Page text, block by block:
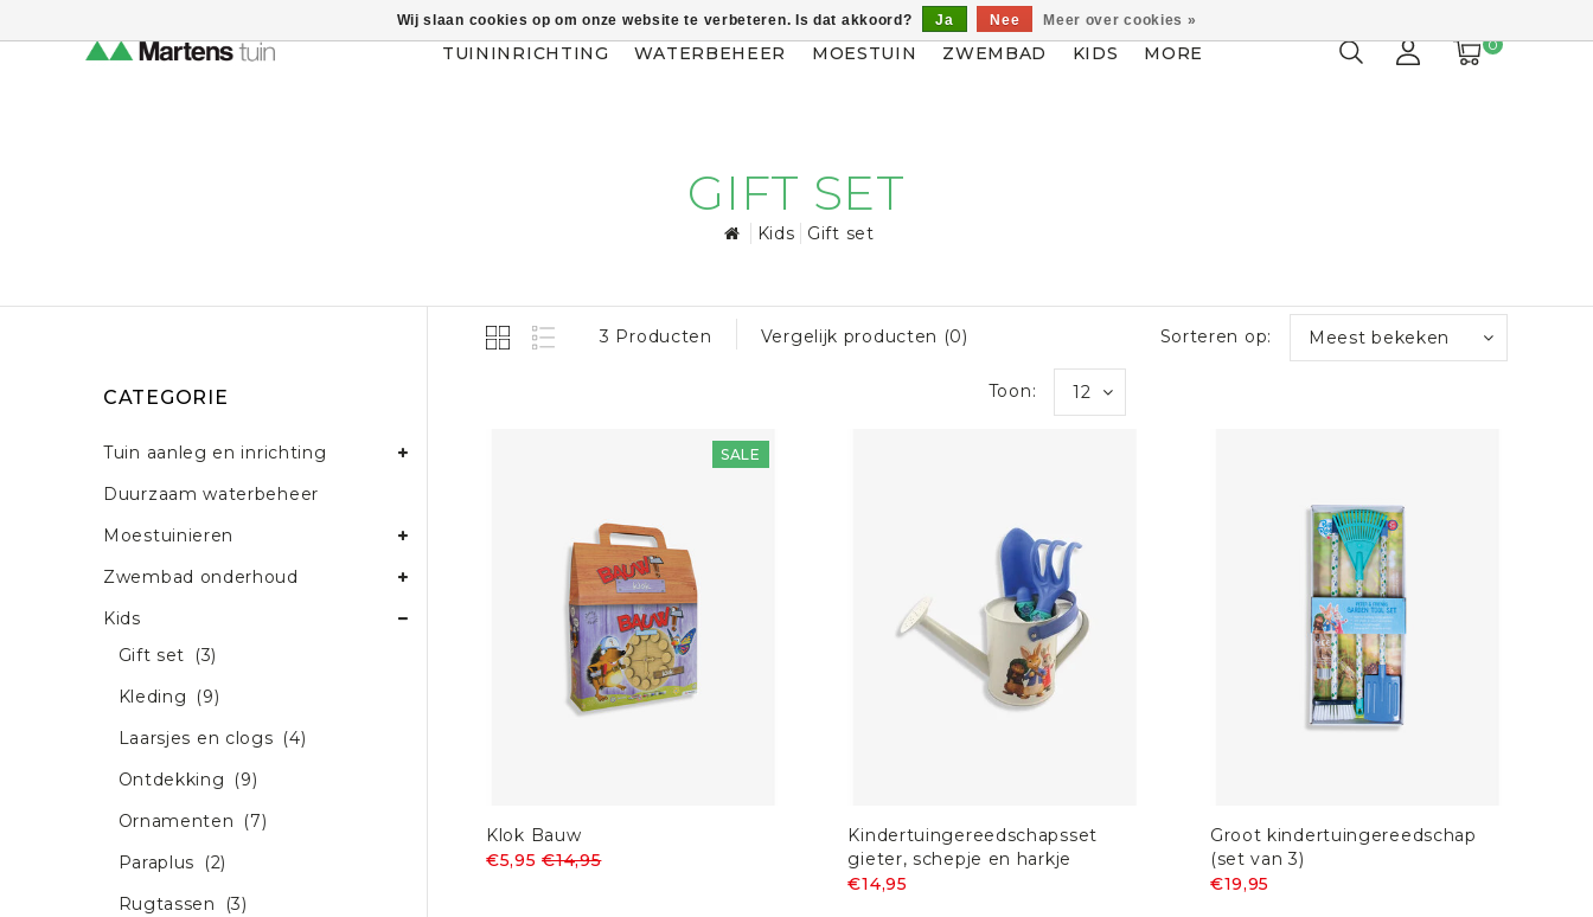
TUININRICHTING WATERBEHEER MOESTUIN ZWEMBAD KIDS MORE 0
GIFT SET
Kids Gift set
CATEGORIE
Tuin aanleg en inrichting
Duurzaam waterbeheer
Moestuinieren
Zwembad onderhoud
Kids
Gift set
(3)
Kleding
(9)
Laarsjes en clogs (4)
Ontdekking
(9)
Ornamenten
(7)
Paraplus
(2)
Rugtassen
(3)
3 Producten Vergelijk producten (0) Sorteren op: Meest bekeken
Toon: 12
SALE
Klok Bauw
€5,95€14,95
Kindertuingereedschapsset
gieter, schepje en harkje
€14,95
Groot kindertuingereedschap
(set van 3)
€19,95
Wij slaan cookies op om onze website te verbeteren. Is dat akkoord? Ja Nee Meer over cookies »
Themahulp verbergen